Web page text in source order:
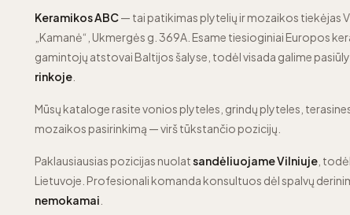
Keramikos ABC— tai patikimas plytelių ir mozaikos tiekėjas
„Kamanė“, Ukmergės g. 369A. Esame tiesioginiai Europos
gamintojų atstovai Baltijos šalyse, todėl visada galime
rinkoje
Mūsų kataloge rasite vonios plyteles, grindų plyteles,
mozaikos pasirinkimą — virš tūkstančio pozicijų.
Paklausiausias pozicijas nuolatsandėliuojame Vilniuje ,
Lietuvoje. Profesionali komanda konsultuos dėl spalvų
nemokamai